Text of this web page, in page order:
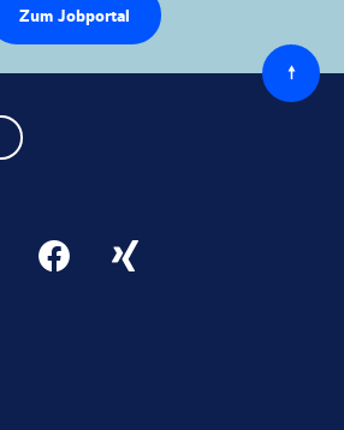
Zum Jobportal
Zurück
zum
Anfang